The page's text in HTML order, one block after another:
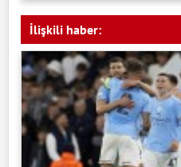
İlişkili haber: